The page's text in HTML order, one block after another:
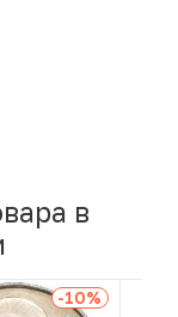
в
-10%